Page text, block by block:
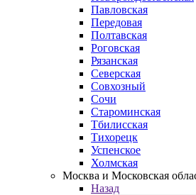
Павловская
Передовая
Полтавская
Роговская
Рязанская
Северская
Совхозный
Сочи
Староминская
Тбилисская
Тихорецк
Успенское
Холмская
Москва и Московская
Назад